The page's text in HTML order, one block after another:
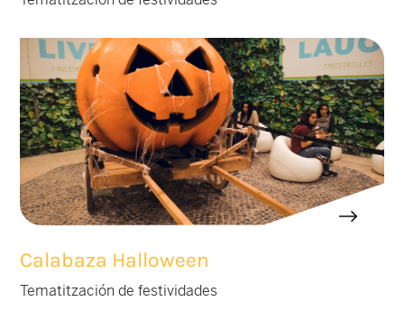
Calabaza Halloween
Tematitzación de festividades